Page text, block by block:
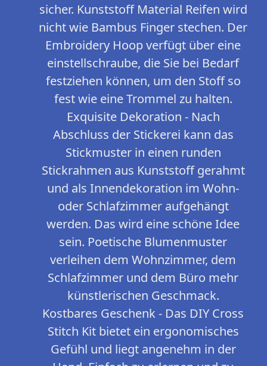
sicher. Kunststoff Material Reifen wird
nicht wie Bambus Finger stechen. Der
Embroidery Hoop verfügt über eine
einstellschraube, die Sie bei Bedarf
festziehen können, um den Stoff so
fest wie eine Trommel zu halten.
Exquisite Dekoration - Nach
Abschluss der Stickerei kann das
Stickmuster in einen runden
Stickrahmen aus Kunststoff gerahmt
und als Innendekoration im Wohn-
oder Schlafzimmer aufgehängt
werden. Das wird eine schöne Idee
sein. Poetische Blumenmuster
verleihen dem Wohnzimmer, dem
Schlafzimmer und dem Büro mehr
künstlerischen Geschmack.
Kostbares Geschenk - Das DIY Cross
Stitch Kit bietet ein ergonomisches
Gefühl und liegt angenehm in der